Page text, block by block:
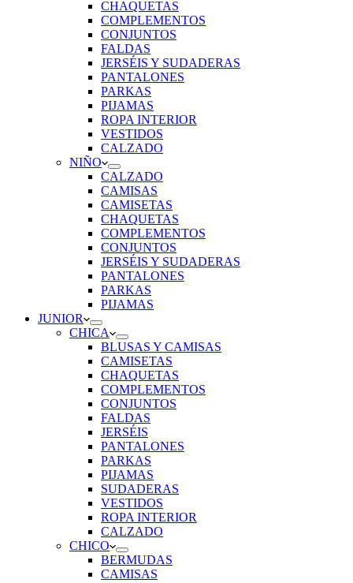
CHAQUETAS
COMPLEMENTOS
CONJUNTOS
FALDAS
JERSÉIS Y SUDADERAS
PANTALONES
PARKAS
PIJAMAS
ROPA INTERIOR
VESTIDOS
CALZADO
NIÑO
CALZADO
CAMISAS
CAMISETAS
CHAQUETAS
COMPLEMENTOS
CONJUNTOS
JERSÉIS Y SUDADERAS
PANTALONES
PARKAS
PIJAMAS
JUNIOR
CHICA
BLUSAS Y CAMISAS
CAMISETAS
CHAQUETAS
COMPLEMENTOS
CONJUNTOS
FALDAS
JERSÉIS
PANTALONES
PARKAS
PIJAMAS
SUDADERAS
VESTIDOS
ROPA INTERIOR
CALZADO
CHICO
BERMUDAS
CAMISAS